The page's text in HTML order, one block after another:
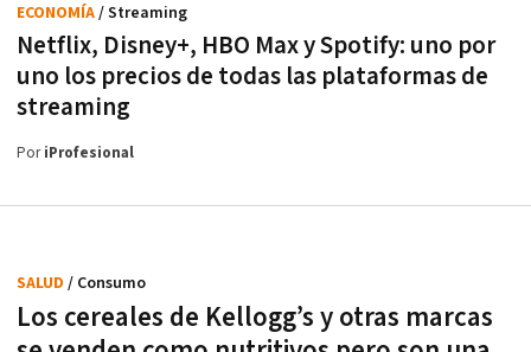
Netflix, Disney+, HBO Max y Spotify: uno por
uno los precios de todas las plataformas de
streaming
ECONOMÍA/ Streaming
PoriProfesional
Los cereales de Kellogg’s y otras marcas
SALUD / Consumo